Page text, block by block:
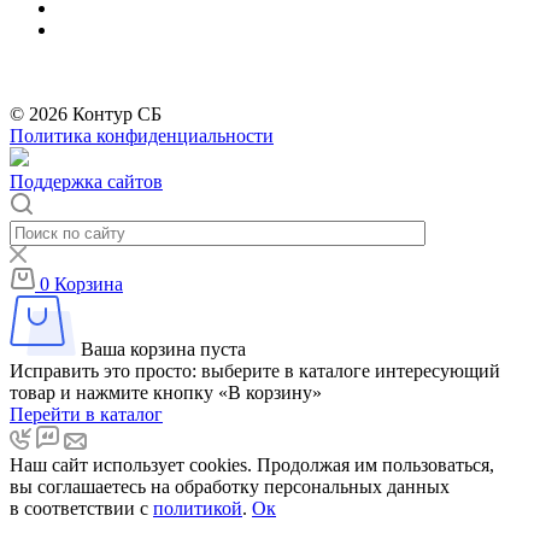
© 2026 Контур СБ
Политика конфиденциальности
Поддержка сайтов
0 Корзина
Ваша корзина пуста
Исправить это просто: выберите в каталоге интересующий
товар и нажмите кнопку «В корзину»
Перейти в каталог
Наш сайт использует cookies. Продолжая им пользоваться,
вы соглашаетесь на обработку персональных данных
в соответствии с политикой. Ок